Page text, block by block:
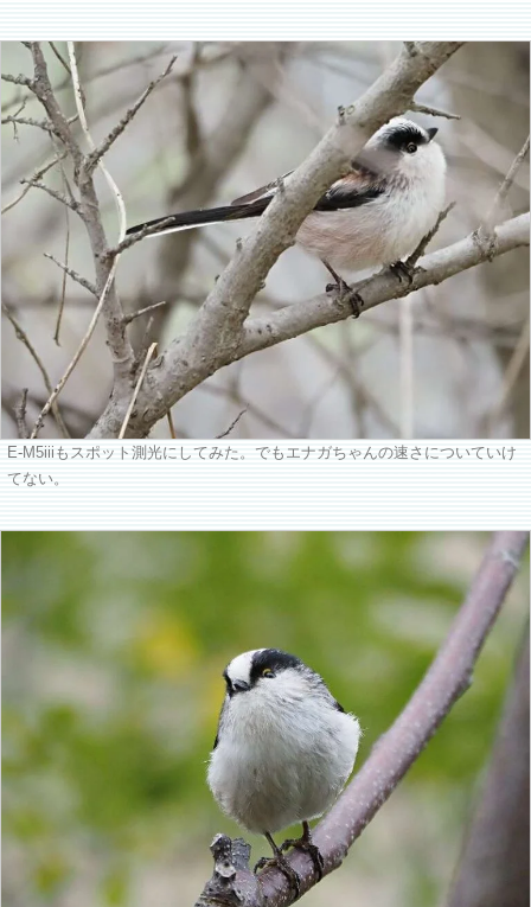
E-M5iiiもスポット測光にしてみた。でもエナガちゃんの速さについていけ
てない。